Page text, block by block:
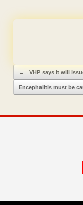
Post navigation
← VHP says it will
Encephalitis must be